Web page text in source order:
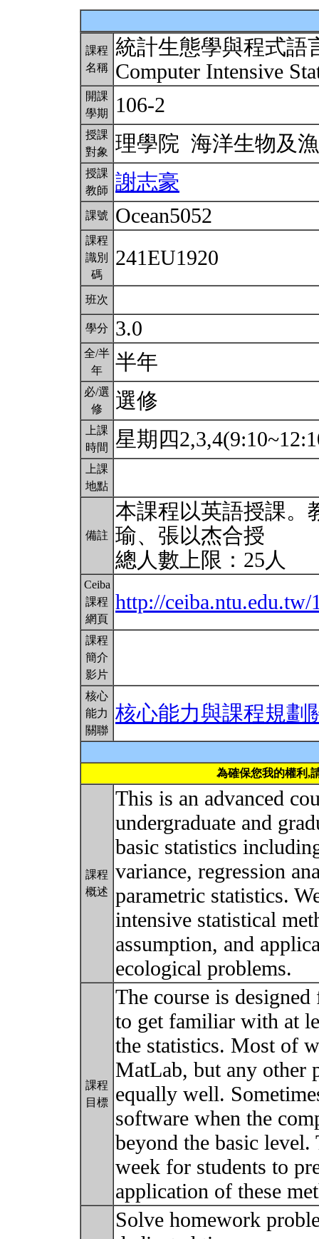
課程
名稱
統計生態學與程式語
Computer Intensive
開課
學期
106-2
授課
對象
理學院 海洋生物及
授課
教師
謝志豪
課號 Ocean5052
課程
識別
碼
241EU1920
班次
學分 3.0
全/半
年
半年
必/選
修
選修
上課
時間
星期四
上課
地點
備註
本課程以英語授課。
瑜、張以杰合授
總人數上限：25人
Ceiba
課程
網頁
http://ceiba.ntu.edu.tw/
課程
簡介
影片
核心
能力
關聯
核心能力與課程規劃
為確保您我的權利,
課程
概述
This is an advanced
undergraduate and
basic statistics
variance, regression
parametric statistics.
intensive statistical
assumption, and
ecological problems.
課程
目標
The course is
to get familiar with at
the statistics. Most of
MatLab, but any other
equally well.
software when the
beyond the basic
week for students to
application of these
Solve homework